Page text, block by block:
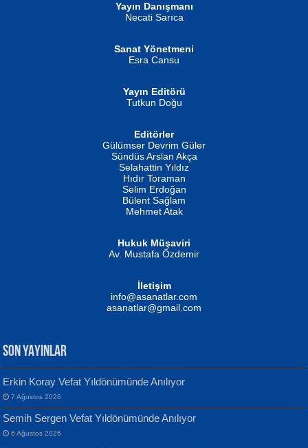
İSMAİL OKUTAN
Erkeklerin Kahrolması Ne Demektir
MUSTAFA KELOĞLU
Yarına İz Bırakmak...
Evvel Zaman Tanrıçası...
Yılmaz Ekinci
Geceye Söylenen...
Yayın Danışmanı
Necati Sarıca
Sanat Yönetmeni
Esra Cansu
Yayın Editörü
Tutkun Doğu
Editörler
Gülümser Devrim Güler
Sündüs Arslan Akça
Selahattin Yıldız
Hıdır Toraman
Selim Erdoğan
Bülent Sağlam
Mehmet Atak
Hukuk Müşaviri
Av. Mustafa Özdemir
İletişim
info@asanatlar.com
asanatlar@gmail.com
SON YAYINLAR
Erkin Koray Vefat Yıldönümünde Anılıyor
7 Ağustos 2026
Semih Sergen Vefat Yıldönümünde Anılıyor
6 Ağustos 2026